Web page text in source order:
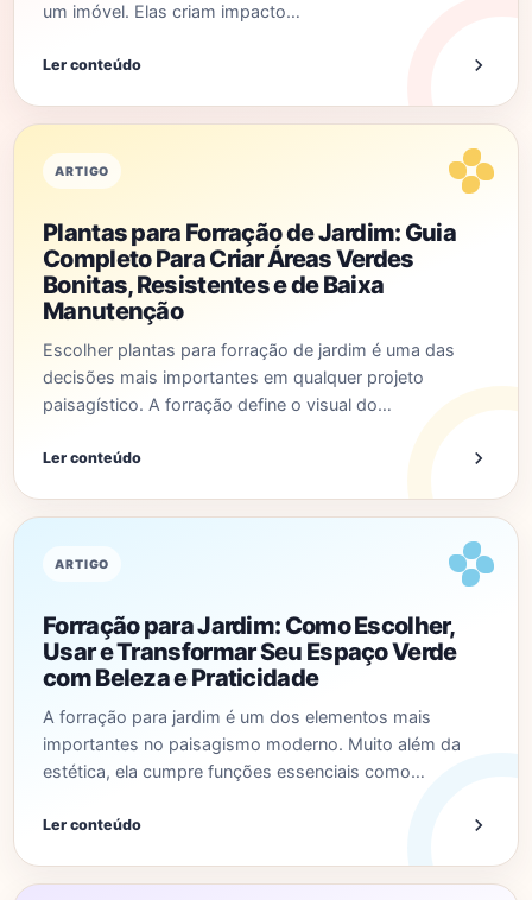
um imóvel. Elas criam impacto…
Ler conteúdo
ARTIGO
Plantas para Forração de Jardim: Guia
Completo Para Criar Áreas Verdes
Bonitas, Resistentes e de Baixa
Manutenção
Escolher plantas para forração de jardim é uma das
decisões mais importantes em qualquer projeto
paisagístico. A forração define o visual do…
Ler conteúdo
ARTIGO
Forração para Jardim: Como Escolher,
Usar e Transformar Seu Espaço Verde
com Beleza e Praticidade
A forração para jardim é um dos elementos mais
importantes no paisagismo moderno. Muito além da
estética, ela cumpre funções essenciais como…
Ler conteúdo